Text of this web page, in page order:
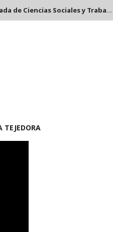
Revista Científica y Arbitrada de Ciencias Sociales y Trabajo Social: Tejedora. ISSN: 2697-3626
TEJEDORA